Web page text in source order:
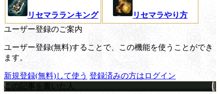
リセマラランキング
リセマラやり方
ユーザー登録のご案内
ユーザー登録(無料)することで、この機能を使うことができ
ます。
新規登録(無料)して使う 登録済みの方はログイン
この記事を書いた人